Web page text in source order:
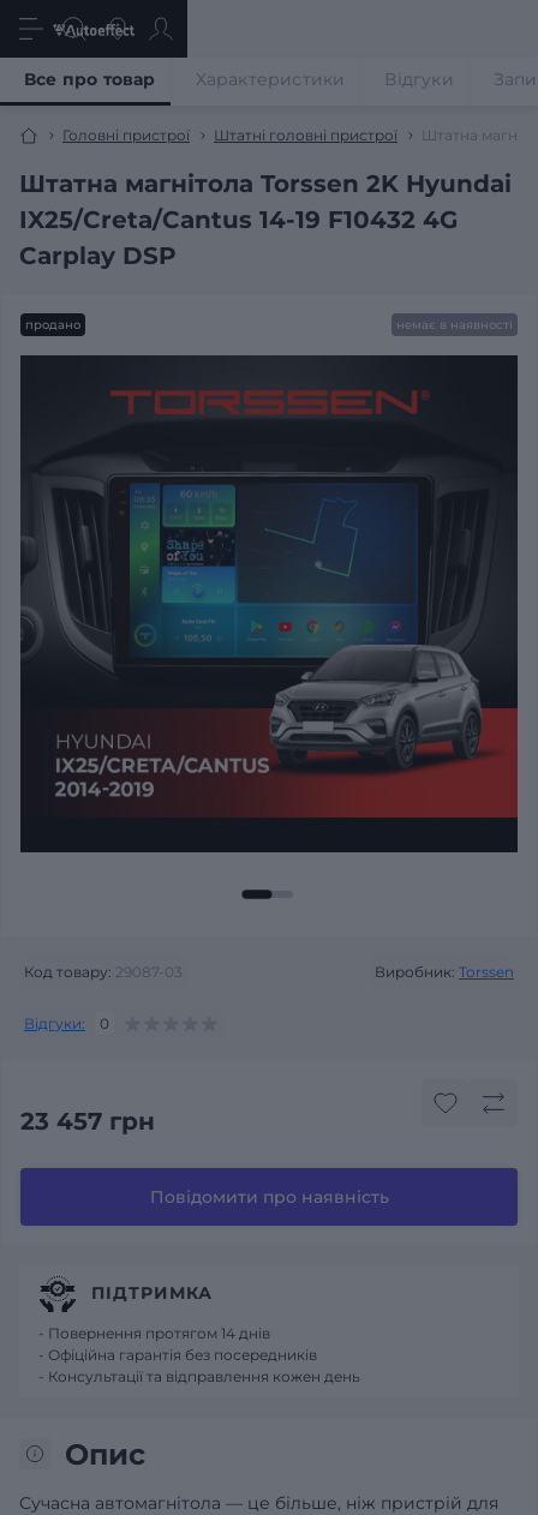
Головні пристрої Штатні головні пристрої Штатна
Штатна магнітола Torssen 2K Hyundai
IX25/Creta/Cantus 14-19 F10432 4G
Carplay DSP
Все про товар Характеристики Відгуки
продано немає в наявності
Код товару: 29087-03 Виробник: Torssen
Відгуки: 0
23 457 грн
Повідомити про наявність
Опис
Сучасна автомагнітола — це більше, ніж пристрій для
ПІДТРИМКА
- Повернення протягом 14 днів
- Офіційна гарантія без посередників
- Консультації та відправлення кожен день